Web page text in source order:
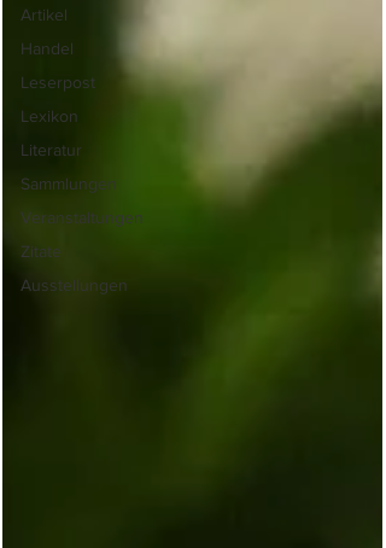
Artikel
Handel
Leserpost
Lexikon
Literatur
Sammlungen
Veranstaltungen
Zitate
Ausstellungen